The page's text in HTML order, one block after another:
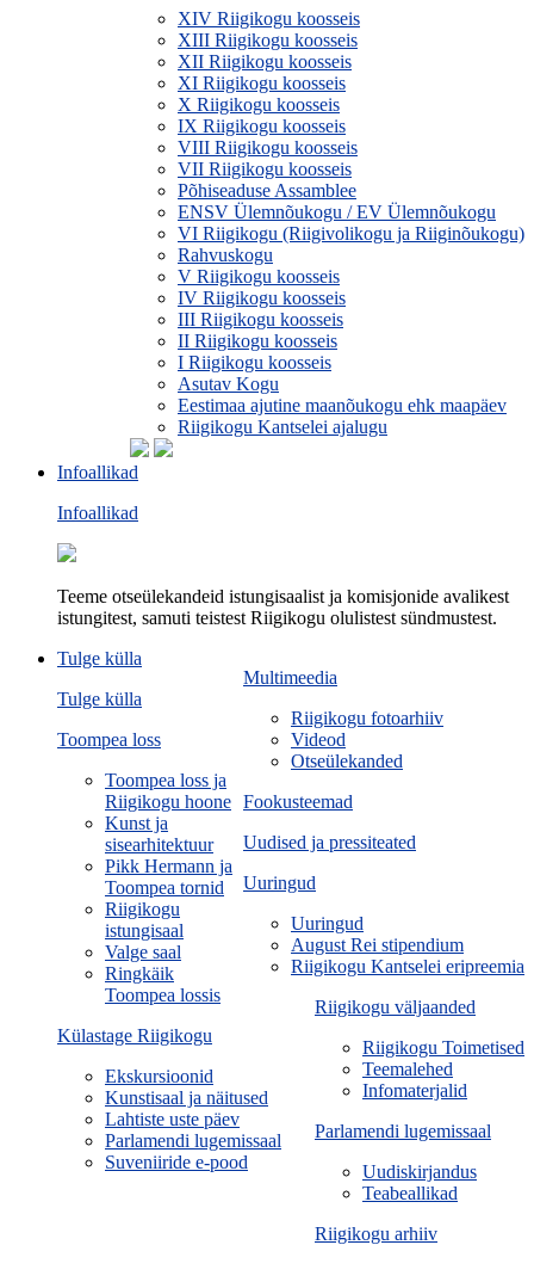
XIV Riigikogu koosseis
XIII Riigikogu koosseis
XII Riigikogu koosseis
XI Riigikogu koosseis
X Riigikogu koosseis
IX Riigikogu koosseis
VIII Riigikogu koosseis
VII Riigikogu koosseis
Põhiseaduse Assamblee
ENSV Ülemnõukogu / EV Ülemnõukogu
VI Riigikogu (Riigivolikogu ja Riiginõukogu)
Rahvuskogu
V Riigikogu koosseis
IV Riigikogu koosseis
III Riigikogu koosseis
II Riigikogu koosseis
I Riigikogu koosseis
Asutav Kogu
Eestimaa ajutine maanõukogu ehk maapäev
Riigikogu Kantselei ajalugu
Infoallikad
Infoallikad
Teeme otseülekandeid istungisaalist ja komisjonide avalikest
istungitest, samuti teistest Riigikogu olulistest sündmustest.
Multimeedia
Riigikogu fotoarhiiv
Videod
Otseülekanded
Fookusteemad
Uudised ja pressiteated
Uuringud
Uuringud
August Rei stipendium
Riigikogu Kantselei eripreemia
Riigikogu väljaanded
Riigikogu Toimetised
Teemalehed
Infomaterjalid
Parlamendi lugemissaal
Uudiskirjandus
Teabeallikad
Riigikogu arhiiv
Tulge külla
Tulge külla
Toompea loss
Toompea loss ja
Riigikogu hoone
Kunst ja
sisearhitektuur
Pikk Hermann ja
Toompea tornid
Riigikogu
istungisaal
Valge saal
Ringkäik
Toompea lossis
Külastage Riigikogu
Ekskursioonid
Kunstisaal ja näitused
Lahtiste uste päev
Parlamendi lugemissaal
Suveniiride e-pood